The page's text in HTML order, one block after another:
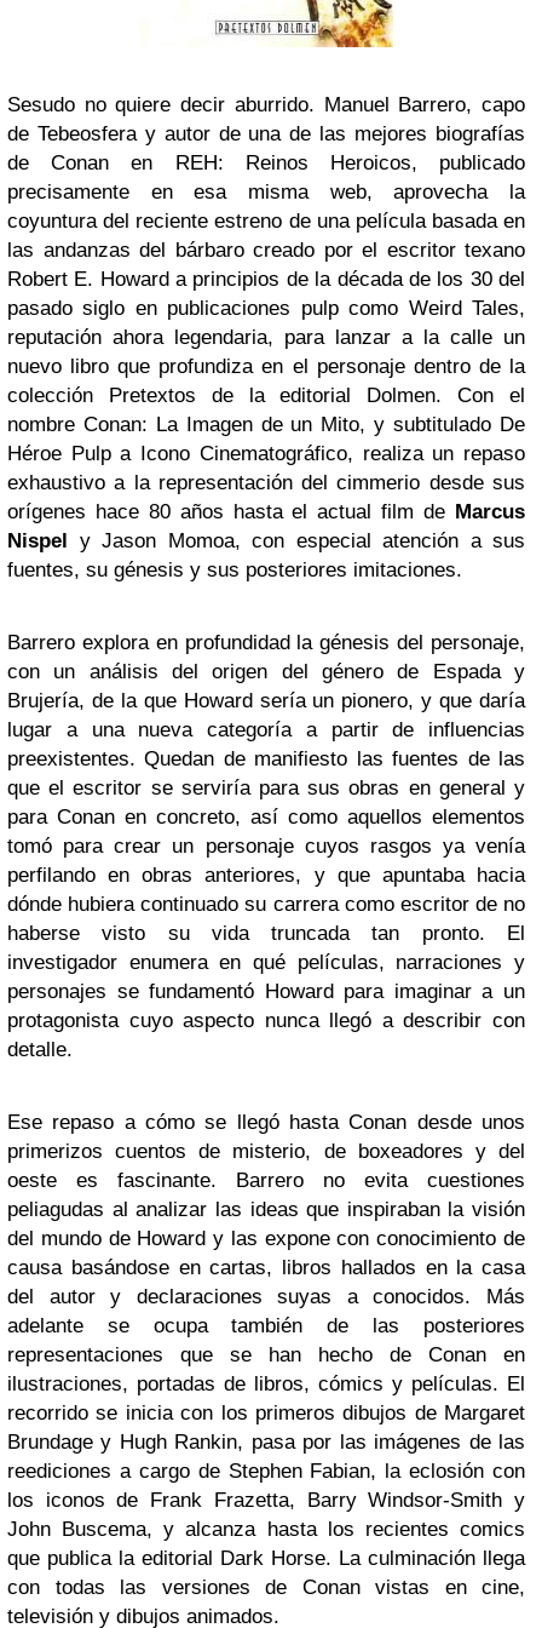
Sesudo no quiere decir aburrido. Manuel Barrero, capo
de Tebeosfera y autor de una de las mejores biografías
de Conan en REH: Reinos Heroicos, publicado
precisamente en esa misma web, aprovecha la
coyuntura del reciente estreno de una película basada en
las andanzas del bárbaro creado por el escritor texano
Robert E. Howard a principios de la década de los 30 del
pasado siglo en publicaciones pulp como Weird Tales,
reputación ahora legendaria, para lanzar a la calle un
nuevo libro que profundiza en el personaje dentro de la
colección Pretextos de la editorial Dolmen. Con el
nombre Conan: La Imagen de un Mito, y subtitulado De
Héroe Pulp a Icono Cinematográfico, realiza un repaso
exhaustivo a la representación del cimmerio desde sus
orígenes hace 80 años hasta el actual film de Marcus
Nispel y Jason Momoa, con especial atención a sus
fuentes, su génesis y sus posteriores imitaciones.
Barrero explora en profundidad la génesis del personaje,
con un análisis del origen del género de Espada y
Brujería, de la que Howard sería un pionero, y que daría
lugar a una nueva categoría a partir de influencias
preexistentes. Quedan de manifiesto las fuentes de las
que el escritor se serviría para sus obras en general y
para Conan en concreto, así como aquellos elementos
tomó para crear un personaje cuyos rasgos ya venía
perfilando en obras anteriores, y que apuntaba hacia
dónde hubiera continuado su carrera como escritor de no
haberse visto su vida truncada tan pronto. El
investigador enumera en qué películas, narraciones y
personajes se fundamentó Howard para imaginar a un
protagonista cuyo aspecto nunca llegó a describir con
detalle.
Ese repaso a cómo se llegó hasta Conan desde unos
primerizos cuentos de misterio, de boxeadores y del
oeste es fascinante. Barrero no evita cuestiones
peliagudas al analizar las ideas que inspiraban la visión
del mundo de Howard y las expone con conocimiento de
causa basándose en cartas, libros hallados en la casa
del autor y declaraciones suyas a conocidos. Más
adelante se ocupa también de las posteriores
representaciones que se han hecho de Conan en
ilustraciones, portadas de libros, cómics y películas. El
recorrido se inicia con los primeros dibujos de Margaret
Brundage y Hugh Rankin, pasa por las imágenes de las
reediciones a cargo de Stephen Fabian, la eclosión con
los iconos de Frank Frazetta, Barry Windsor-Smith y
John Buscema, y alcanza hasta los recientes comics
que publica la editorial Dark Horse. La culminación llega
con todas las versiones de Conan vistas en cine,
televisión y dibujos animados.